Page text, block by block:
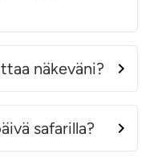
näkeväni?
safarilla?